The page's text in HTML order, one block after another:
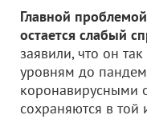
Главной
остается слабый
заявили, что он
уровням до
коронавирусными
сохраняются в